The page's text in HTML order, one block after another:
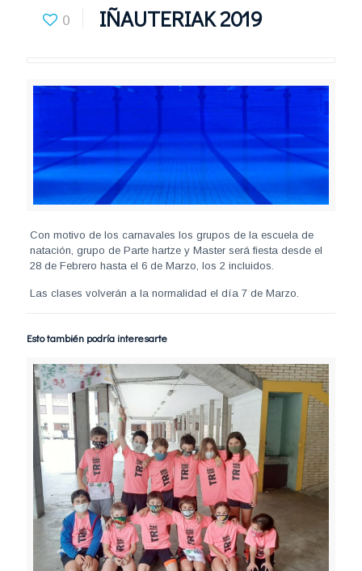
0 IÑAUTERIAK 2019
Con motivo de los carnavales los grupos de la escuela de
natación, grupo de Parte hartze y Master será fiesta desde el
28 de Febrero hasta el 6 de Marzo, los 2 incluidos.
Las clases volverán a la normalidad el día 7 de Marzo.
Esto también podría interesarte